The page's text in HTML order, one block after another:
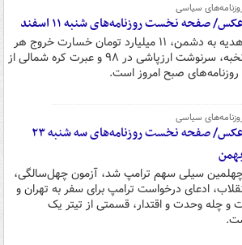
سیاسی
صفحه نخست روزنامه‌های شنبه ۱۱ اسفند
هدیه به دشمن، ۱۱ میلیارد تومان خسارت خروج هر
نخبه، سرنوشت ارزپاشی در ۹۸ و عبرت کره شمالی از
صبح امروز است.
سیاسی
عکس/ صفحه نخست روزنامه‌های سه شنبه ۲۳
بهمن
سیلی سهم ترامپ شد، آزمون چهل‌سالگی،
ادعای درخواست ترامپ برای سفر به تهران و
و چله وحدت و اقتدار، قسمتی از تیتر یک